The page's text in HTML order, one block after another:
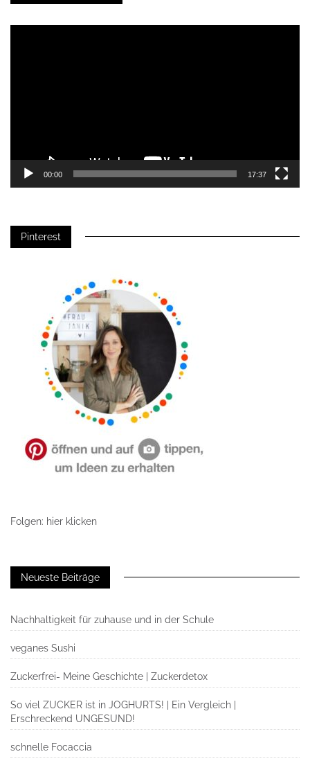
00:00 17:37
Pinterest
Folgen: hier klicken
Neueste Beiträge
Nachhaltigkeit für zuhause und in der Schule
veganes Sushi
Zuckerfrei- Meine Geschichte | Zuckerdetox
So viel ZUCKER ist in JOGHURTS! | Ein Vergleich |
Erschreckend UNGESUND!
schnelle Focaccia